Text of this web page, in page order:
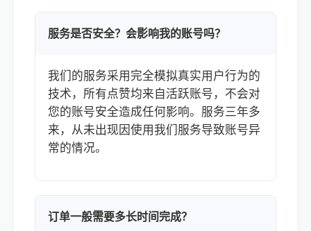
服务是否安全？会影响我的账号吗？
我们的服务采用完全模拟真实用户行为的
技术，所有点赞均来自活跃账号，不会对
您的账号安全造成任何影响。服务三年多
来，从未出现因使用我们服务导致账号异
常的情况。
订单一般需要多长时间完成？